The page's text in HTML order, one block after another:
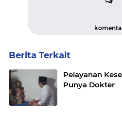
Berita Terkait
Pelayanan
Punya Dokter